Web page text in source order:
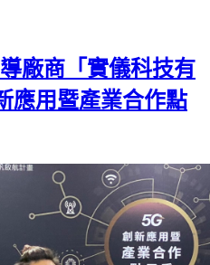
廠商「實儀科技有
應用暨產業合作點